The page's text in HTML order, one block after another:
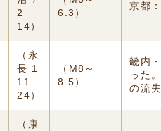
2
14）
6.3）
京都
（永
長 1
11
24）
（M8～
8.5）
畿内
った
の流
（康